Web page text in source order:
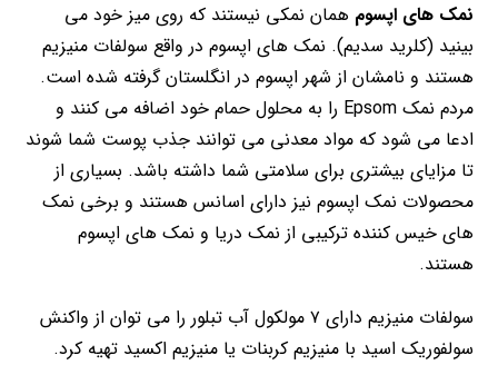
نمک های اپسوم همان نمکی نیستند که روی میز خود می
بینید (کلرید سدیم). نمک های اپسوم در واقع سولفات منیزیم
هستند و نامشان از شهر اپسوم در انگلستان گرفته شده است.
مردم نمک Epsom را به محلول حمام خود اضافه می کنند و
ادعا می شود که مواد معدنی می توانند جذب پوست شما شوند
تا مزایای بیشتری برای سلامتی شما داشته باشد. بسیاری از
محصولات نمک اپسوم نیز دارای اسانس هستند و برخی نمک
های خیس کننده ترکیبی از نمک دریا و نمک های اپسوم
هستند.
سولفات منیزیم دارای ۷ مولکول آب تبلور را می توان از واکنش
سولفوریک اسید با منیزیم کربنات یا منیزیم اکسید تهیه کرد.